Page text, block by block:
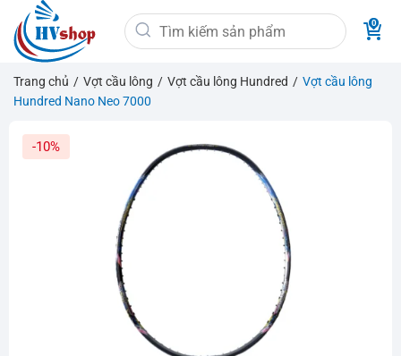
qua
nội
dung
Tìm
kiếm:
Trang chủ / Vợt cầu lông / Vợt cầu lông Hundred / Vợt cầu lông
Hundred Nano Neo 7000
-10%